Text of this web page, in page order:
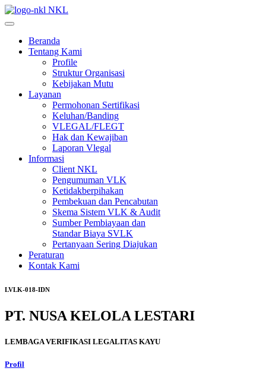
NKL
Beranda
Tentang Kami
Profile
Struktur Organisasi
Kebijakan Mutu
Layanan
Permohonan Sertifikasi
Keluhan/Banding
VLEGAL/FLEGT
Hak dan Kewajiban
Laporan Vlegal
Informasi
Client NKL
Pengumuman VLK
Ketidakberpihakan
Pembekuan dan Pencabutan
Skema Sistem VLK & Audit
Sumber Pembiayaan dan
Standar Biaya SVLK
Pertanyaan Sering Diajukan
Peraturan
Kontak Kami
LVLK-018-IDN
PT. NUSA KELOLA LESTARI
LEMBAGA VERIFIKASI LEGALITAS KAYU
Profil